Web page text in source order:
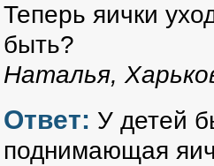
Теперь яички
быть?
Наталья,
Ответ: У детей
поднимающая